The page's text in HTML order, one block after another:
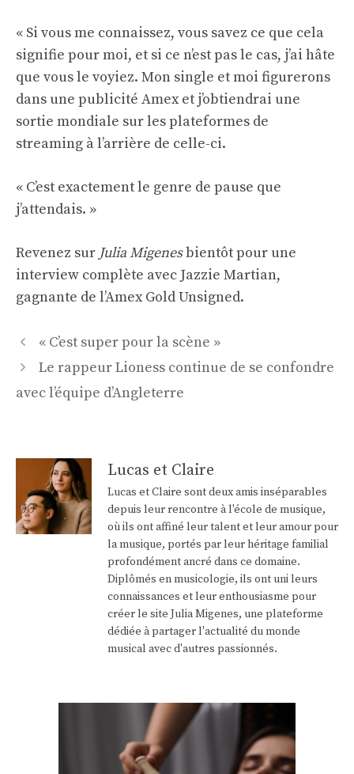
« Si vous me connaissez, vous savez ce que cela
signifie pour moi, et si ce n’est pas le cas, j’ai hâte
que vous le voyiez. Mon single et moi figurerons
dans une publicité Amex et j’obtiendrai une
sortie mondiale sur les plateformes de
streaming à l’arrière de celle-ci.
« C’est exactement le genre de pause que
j’attendais. »
Revenez sur Julia Migenesbientôt pour une
interview complète avec Jazzie Martian,
gagnante de l’Amex Gold Unsigned.
Navigation
des
articles
« C’est super pour la scène »
Le rappeur Lioness continue de se confondre
avec l’équipe d’Angleterre
Lucas et Claire
Lucas et Claire sont deux amis inséparables
depuis leur rencontre à l'école de musique,
où ils ont affiné leur talent et leur amour pour
la musique, portés par leur héritage familial
profondément ancré dans ce domaine.
Diplômés en musicologie, ils ont uni leurs
connaissances et leur enthousiasme pour
créer le site Julia Migenes, une plateforme
dédiée à partager l'actualité du monde
musical avec d'autres passionnés.